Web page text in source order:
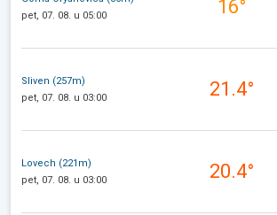
pet, 07. 08. u 05:00
16°
Sliven (257m)
pet, 07. 08. u 03:00
21.4°
Lovech (221m)
pet, 07. 08. u 03:00
20.4°